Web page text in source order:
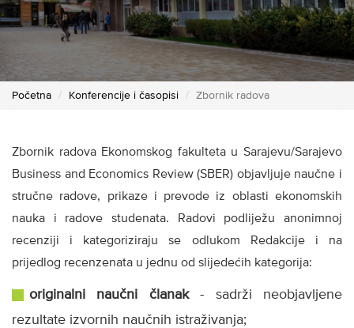
Početna Konferencije i časopisi Zbornik radova
Zbornik radova Ekonomskog fakulteta u Sarajevu/Sarajevo
Business and Economics Review (SBER) objavljuje naučne i
stručne radove, prikaze i prevode iz oblasti ekonomskih
nauka i radove studenata. Radovi podliježu anonimnoj
recenziji i kategoriziraju se odlukom Redakcije i na
prijedlog recenzenata u jednu od slijedećih kategorija:
originalni naučni članak- sadrži neobjavljene
rezultate izvornih naučnih istraživanja;